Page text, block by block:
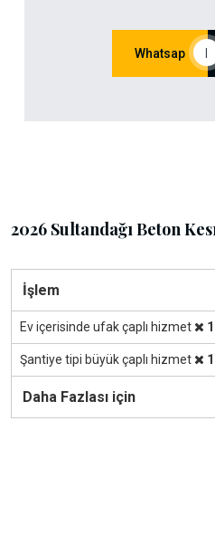
Whatsap
2026 Sultandağı Beton
İşlem
Ev içerisinde ufak çaplı hizmet 1
Şantiye tipi büyük çaplı hizmet 1
Daha Fazlası için